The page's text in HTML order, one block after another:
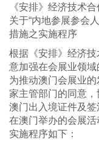
《安排》经济技术
关于“内地参展参会
措施之实施程序
根据《安排》经济
意加强在会展业领域
为推动澳门会展业
家主管部门的同意
澳门出入境证件及
在澳门举办的会展
实施程序如下：